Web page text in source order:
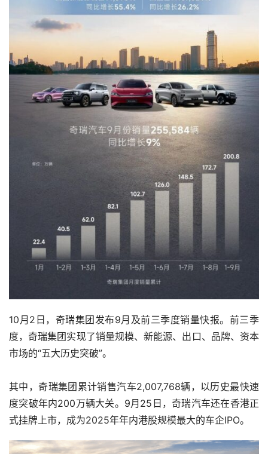
10月2日，奇瑞集团发布9月及前三季度销量快报。前三季
度，奇瑞集团实现了销量规模、新能源、出口、品牌、资本
市场的“五大历史突破”。
其中，奇瑞集团累计销售汽车2,007,768辆，以历史最快速
度突破年内200万辆大关。9月25日，奇瑞汽车还在香港正
式挂牌上市，成为2025年年内港股规模最大的车企IPO。